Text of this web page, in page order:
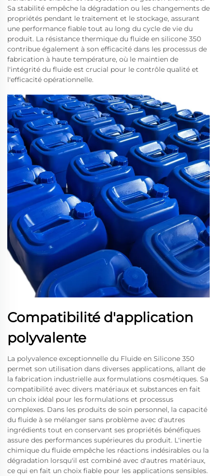
Sa stabilité empêche la dégradation ou les changements de
propriétés pendant le traitement et le stockage, assurant
une performance fiable tout au long du cycle de vie du
produit. La résistance thermique du fluide en silicone 350
contribue également à son efficacité dans les processus de
fabrication à haute température, où le maintien de
l'intégrité du fluide est crucial pour le contrôle qualité et
l'efficacité opérationnelle.
Compatibilité d'application
polyvalente
La polyvalence exceptionnelle du Fluide en Silicone 350
permet son utilisation dans diverses applications, allant de
la fabrication industrielle aux formulations cosmétiques. Sa
compatibilité avec divers matériaux et substances en fait
un choix idéal pour les formulations et processus
complexes. Dans les produits de soin personnel, la capacité
du fluide à se mélanger sans problème avec d'autres
ingrédients tout en conservant ses propriétés bénéfiques
assure des performances supérieures du produit. L'inertie
chimique du fluide empêche les réactions indésirables ou la
dégradation lorsqu'il est combiné avec d'autres matériaux,
ce qui en fait un choix fiable pour les applications sensibles.